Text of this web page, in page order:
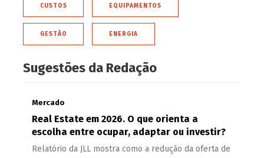
CUSTOS EQUIPAMENTOS
GESTÃO ENERGIA
Sugestões da Redação
Mercado
Real Estate em 2026. O que orienta a
escolha entre ocupar, adaptar ou investir?
Relatório da JLL mostra como a redução da oferta de